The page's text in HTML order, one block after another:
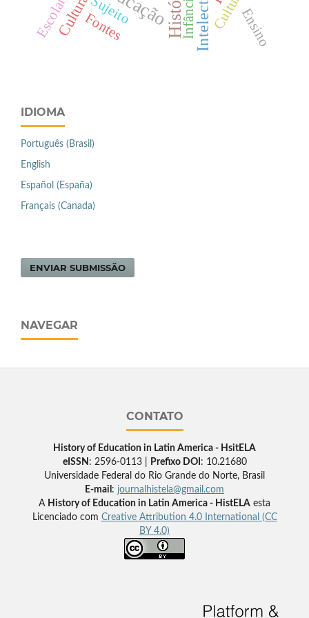
Sujeito
Fontes Ensino
Infância
IDIOMA
Português (Brasil)
English
Español (España)
Français (Canada)
ENVIAR SUBMISSÃO
NAVEGAR
CONTATO
History of Education in Latin America - HsitELA
eISSN : 2596-0113 | Prefixo DOI : 10.21680
Universidade Federal do Rio Grande do Norte, Brasil
E-mail : journalhistela@gmail.com
A History of Education in Latin America - HistELA esta
Licenciado com Creative Attribution 4.0 International (CC
BY 4.0)